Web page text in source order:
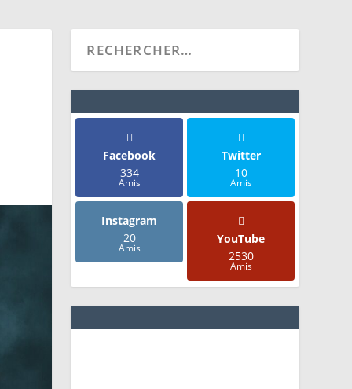
Facebook
334
Amis
Twitter
10
Amis
Instagram
20
Amis
YouTube
2530
Amis